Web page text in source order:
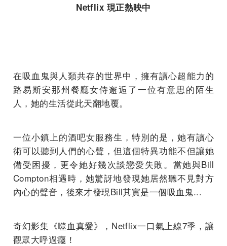
Netflix 現正熱映中
在吸血鬼與人類共存的世界中，擁有讀心超能力的
路易斯安那州餐廳女侍邂逅了一位有意思的陌生
人，她的生活從此天翻地覆。
一位小鎮上的酒吧女服務生，特別的是，她有讀心
術可以聽到人們的心聲，但這個特異功能不但讓她
備受困擾，更令她好幾次談戀愛失敗。當她與Bill
Compton相遇時，她驚訝地發現她居然聽不見對方
內心的聲音，後來才發現Bill其實是一個吸血鬼...
奇幻影集《噬血真愛》，Netflix一口氣上線7季，讓
觀眾大呼過癮！